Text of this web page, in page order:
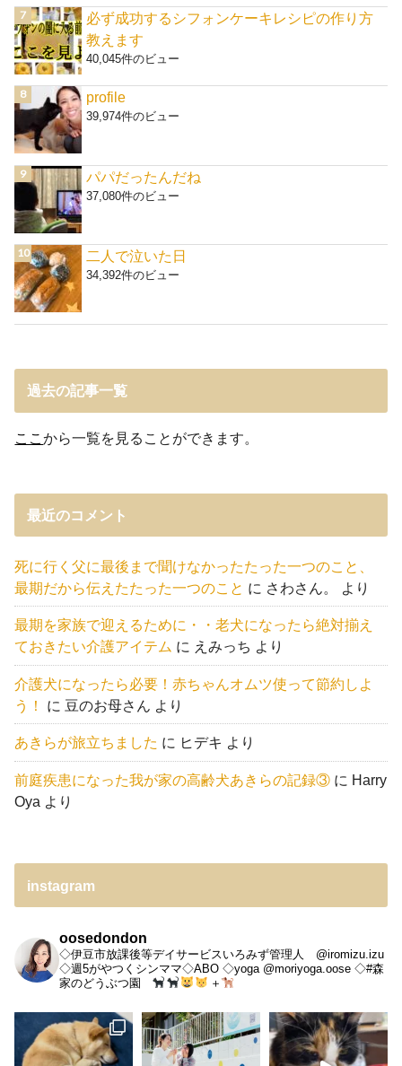
必ず成功するシフォンケーキレシピの作り方
教えます
40,045件のビュー
profile
39,974件のビュー
パパだったんだね
37,080件のビュー
二人で泣いた日
34,392件のビュー
過去の記事一覧
ここから一覧を見ることができます。
最近のコメント
死に行く父に最後まで聞けなかったたった一つのこと、
最期だから伝えたたった一つのこと に さわさん。 より
最期を家族で迎えるために・・老犬になったら絶対揃え
ておきたい介護アイテム に えみっち より
介護犬になったら必要！赤ちゃんオムツ使って節約しよ
う！
に 豆のお母さん より
あきらが旅立ちました に ヒデキ より
前庭疾患になった我が家の高齢犬あきらの記録③ に Harry
Oya より
instagram
oosedondon
◇伊豆市放課後等デイサービスいろみず管理人 @iromizu.izu
◇週5がやつくシンママ◇ABO ◇yoga @moriyoga.oose ◇#森
家のどうぶつ園
＋